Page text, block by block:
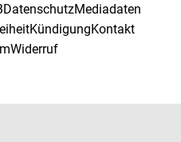
DatenschutzMediadaten
KündigungKontakt
Widerruf